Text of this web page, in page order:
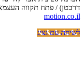
דרכטן) / פתח תקווה העצמאות טלפון:054-
motion.co.il
לשיחה עם נציג